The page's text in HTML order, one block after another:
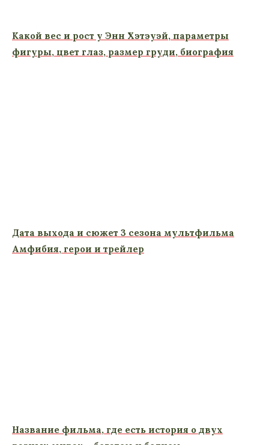
Какой вес и рост у Энн Хэтэуэй, параметры
фигуры, цвет глаз, размер груди, биография
Дата выхода и сюжет 3 сезона мультфильма
Амфибия, герои и трейлер
Название фильма, где есть история о двух